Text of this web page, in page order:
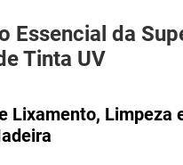
Essencial da
Tinta UV
Lixamento, Limpeza